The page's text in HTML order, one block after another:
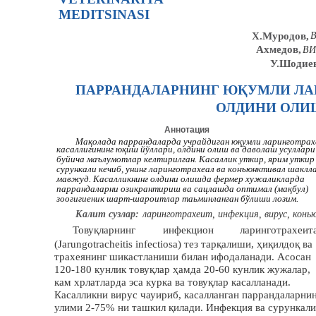
MEDITSINASI
Х.Муродов,
Ахмедов,
ПАРРАНДАЛАРНИНГ ЮҚУМЛИ
ОЛДИНИ
Аннотация
Мақолада паррандаларда учрайдиган юқумли
касаллигининг юқиш йўллари, олдини олиш ва даволаш усуллари
буйича маълумотлар келтирилган. Касаллик уткир, ярим уткир
сурункали кечиб, унинг ларинготрахеал ва конъюнктивал
мавжуд. Касалликнинг олдини олишда фермер хужаликларда
паррандаларни озикрантириш ва сацлашда оптимал (мақбул)
зоогигиеник шарт-шароитлар таьминланган бўлиши лозим.
Калит сузлар: ларинготрахеит, инфекция, вирус,
Товуқларнинг инфекцион
(Jarungotracheitis infectiosa) тез тарқалиши, ҳиқилдоқ ва
трахеянинг шикастланиши билан ифодаланади. Асосан
120-180 кунлик товуқлар ҳамда 20-60 кунлик жужалар,
кам хрлатларда эса курка ва товуқлар касалланади.
Касалликни вирус чауириб, касалланган
улими 2-75% ни ташкил қилади. Инфекция ва сурункали